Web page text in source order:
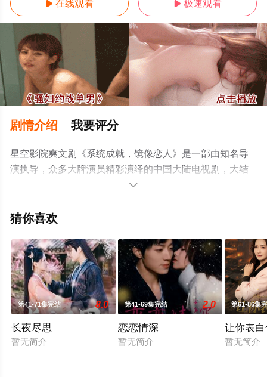
 在线观看  极速观看
剧情介绍 我要评分
星空影院爽文剧《系统成就，镜像恋人》是一部由知名导
演执导，众多大牌演员精彩演绎的中国大陆电视剧，大结
局剧情已揭晓（全集完结），超前点播免费观看高清无删
步至豆瓣电视剧、电视猫或剧情网等平台了解。

猜你喜欢
第41-71集完结 8.0
长夜尽思
暂无简介
第41-69集完结 2.0
恋恋情深
暂无简介
第61-86集
让你表
暂无简介